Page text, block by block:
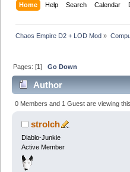
Home Help Search Calendar
Chaos Empire D2 + LOD Mod »
Pages: [1]Go Down
Author
0 Members and 1 Guest are viewing
strolch
Diablo-Junkie
Active Member